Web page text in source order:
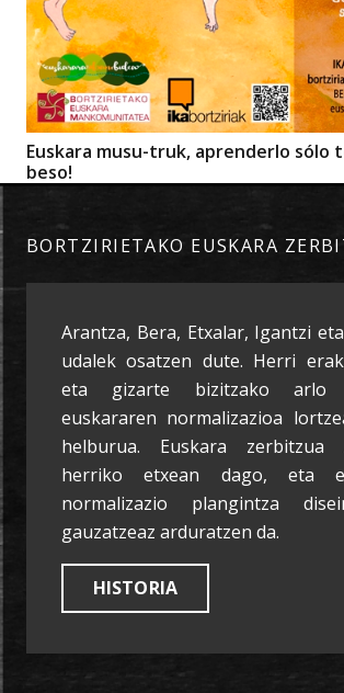
Euskara musu-truk, aprenderlo sólo
beso!
BORTZIRIETAKO EUSKARA
Arantza, Bera, Etxalar, Igantzi
udalek osatzen dute. Herri
eta gizarte bizitzako arlo
euskararen normalizazioa
helburua. Euskara zerbitzua
herriko etxean dago, eta
normalizazio plangintza
gauzatzeaz arduratzen da.
HISTORIA